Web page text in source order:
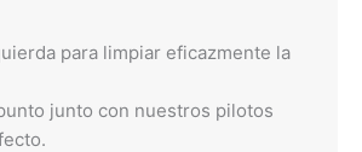
para limpiar eficazmente la
junto con nuestros pilotos